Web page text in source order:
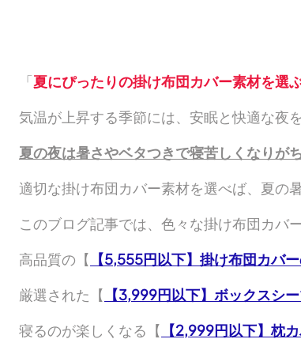
「夏にぴったりの掛け布団カバー素材を選
気温が上昇する季節には、安眠と快適な夜
夏の夜は暑さやベタつきで寝苦しくなりが
適切な掛け布団カバー素材を選べば、夏の
このブログ記事では、色々な掛け布団カバ
高品質の【 【5,555円以下】掛け布団カバ
厳選された【 【3,999円以下】ボックスシ
寝るのが楽しくなる【 【2,999円以下】枕